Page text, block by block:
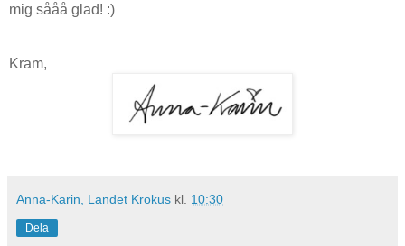
mig sååå glad! :)
Kram,
Anna-Karin, Landet Krokus kl. 10:30
Dela